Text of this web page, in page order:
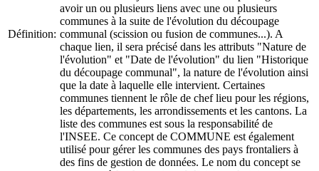
Définition:
avoir un ou plusieurs liens avec une ou plusieurs
communes à la suite de l'évolution du découpage
communal (scission ou fusion de communes...). A
chaque lien, il sera précisé dans les attributs "Nature de
l'évolution" et "Date de l'évolution" du lien "Historique
du découpage communal", la nature de l'évolution ainsi
que la date à laquelle elle intervient. Certaines
communes tiennent le rôle de chef lieu pour les régions,
les départements, les arrondissements et les cantons. La
liste des communes est sous la responsabilité de
l'INSEE. Ce concept de COMMUNE est également
utilisé pour gérer les communes des pays frontaliers à
des fins de gestion de données. Le nom du concept se